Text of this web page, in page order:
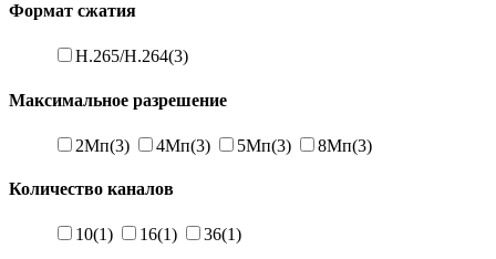
Формат сжатия
H.265/H.264(3)
Максимальное разрешение
2Мп(3) 4Мп(3) 5Мп(3) 8Мп(3)
Количество каналов
10(1) 16(1) 36(1)